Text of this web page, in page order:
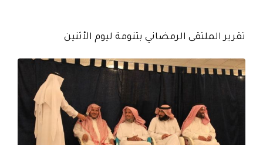
تقرير الملتقى الرمضاني بتنومة ليوم الأثنين